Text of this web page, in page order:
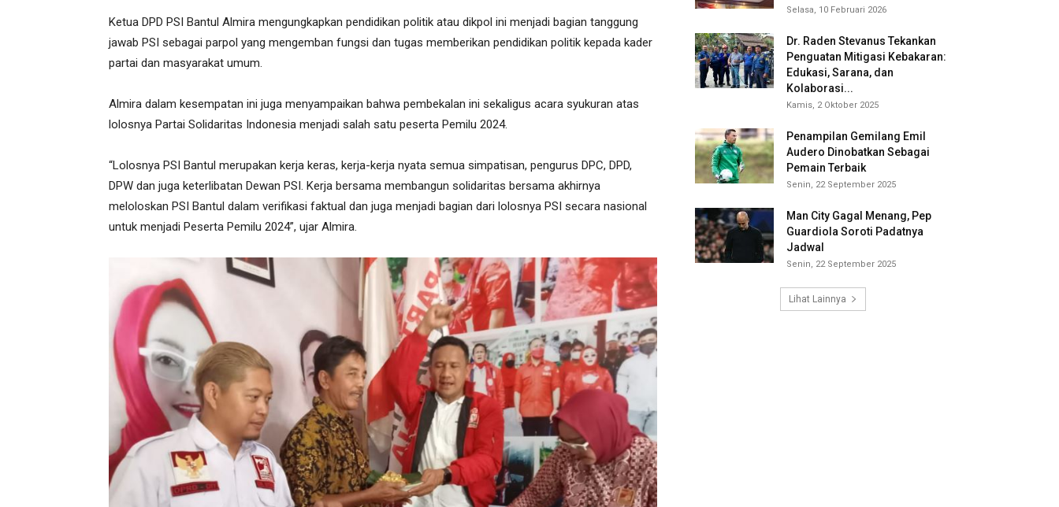
Ketua DPD PSI Bantul Almira mengungkapkan pendidikan politik atau dikpol ini menjadi bagian tanggung
jawab PSI sebagai parpol yang mengemban fungsi dan tugas memberikan pendidikan politik kepada kader
partai dan masyarakat umum.
Almira dalam kesempatan ini juga menyampaikan bahwa pembekalan ini sekaligus acara syukuran atas
lolosnya Partai Solidaritas Indonesia menjadi salah satu peserta Pemilu 2024.
“Lolosnya PSI Bantul merupakan kerja keras, kerja-kerja nyata semua simpatisan, pengurus DPC, DPD,
DPW dan juga keterlibatan Dewan PSI. Kerja bersama membangun solidaritas bersama akhirnya
meloloskan PSI Bantul dalam verifikasi faktual dan juga menjadi bagian dari lolosnya PSI secara nasional
untuk menjadi Peserta Pemilu 2024”, ujar Almira.
Selasa, 10 Februari 2026
Dr. Raden Stevanus Tekankan
Penguatan Mitigasi Kebakaran:
Edukasi, Sarana, dan
Kolaborasi...
Kamis, 2 Oktober 2025
Penampilan Gemilang Emil
Audero Dinobatkan Sebagai
Pemain Terbaik
Senin, 22 September 2025
Man City Gagal Menang, Pep
Guardiola Soroti Padatnya
Jadwal
Senin, 22 September 2025
Lihat Lainnya